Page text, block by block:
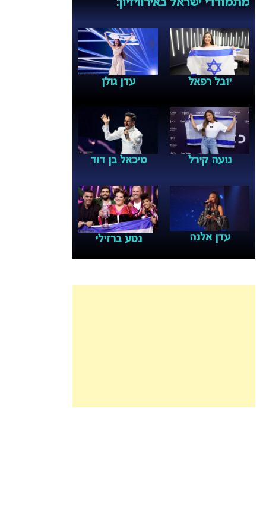
מתמודדי ישראל באירוויזיון:
יובל רפאל עדן גולן
נועה קירל מיכאל בן דוד
עדן אלנה נטע ברזילי